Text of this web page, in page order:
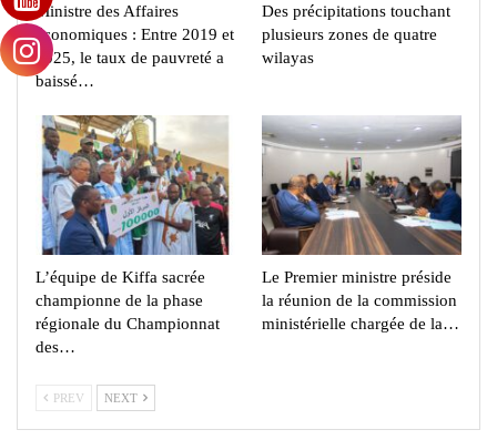
Ministre des Affaires
économiques : Entre 2019 et
2025, le taux de pauvreté a
baissé…
Des précipitations touchant
plusieurs zones de quatre
wilayas
L’équipe de Kiffa sacrée
championne de la phase
régionale du Championnat
des…
Le Premier ministre préside
la réunion de la commission
ministérielle chargée de la…
PREV NEXT